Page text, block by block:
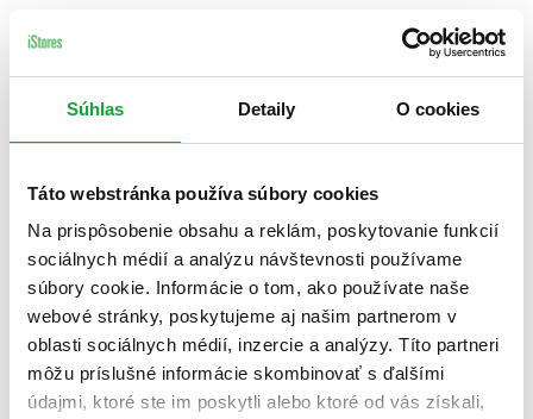
Súhlas Detaily O cookies
Táto webstránka používa súbory cookies
Na prispôsobenie obsahu a reklám, poskytovanie funkcií
sociálnych médií a analýzu návštevnosti používame
súbory cookie. Informácie o tom, ako používate naše
webové stránky, poskytujeme aj našim partnerom v
oblasti sociálnych médií, inzercie a analýzy. Títo partneri
môžu príslušné informácie skombinovať s ďalšími
údajmi, ktoré ste im poskytli alebo ktoré od vás získali,